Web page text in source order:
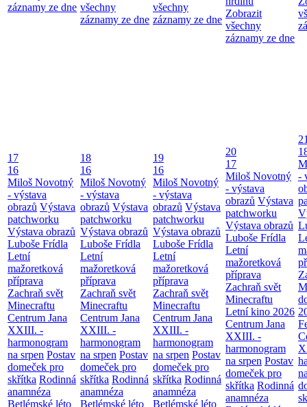
záznamy ze dne všechny
záznamy ze dne
všechny
záznamy ze dne
Zobrazit
všechny
záznamy ze dne
17
16
Miloš Novotný
- výstava
obrazů Výstava
patchworku
Výstava obrazů
Luboše Frídla
Letní
mažoretková
příprava
Zachraň svět
Minecraftu
Centrum Jana
XXIII. -
harmonogram
na srpen Postav
domeček pro
skřítka Rodinná
anamnéza
Betlémské léto
18
16
Miloš Novotný
- výstava
obrazů Výstava
patchworku
Výstava obrazů
Luboše Frídla
Letní
mažoretková
příprava
Zachraň svět
Minecraftu
Centrum Jana
XXIII. -
harmonogram
na srpen Postav
domeček pro
skřítka Rodinná
anamnéza
Betlémské léto
19
16
Miloš Novotný
- výstava
obrazů Výstava
patchworku
Výstava obrazů
Luboše Frídla
Letní
mažoretková
příprava
Zachraň svět
Minecraftu
Centrum Jana
XXIII. -
harmonogram
na srpen Postav
domeček pro
skřítka Rodinná
anamnéza
Betlémské léto
20
17
Miloš Novotný
- výstava
obrazů Výstava
patchworku
Výstava obrazů
Luboše Frídla
Letní
mažoretková
příprava
Zachraň svět
Minecraftu
Letní kino 2026
Centrum Jana
XXIII. -
harmonogram
na srpen Postav
domeček pro
skřítka Rodinná
anamnéza
-